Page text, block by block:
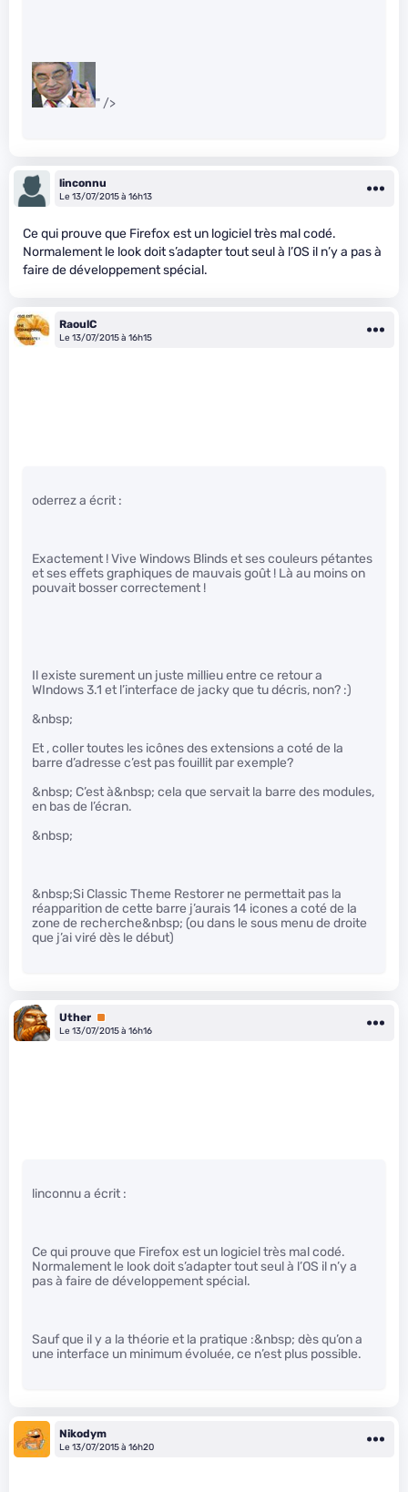
" />
linconnu
Le 13/07/2015 à 16h13
Ce qui prouve que Firefox est un logiciel très mal codé.
Normalement le look doit s’adapter tout seul à l’OS il n’y a pas à
faire de développement spécial.
RaoulC
Le 13/07/2015 à 16h15
oderrez a écrit :
Exactement ! Vive Windows Blinds et ses couleurs pétantes
et ses effets graphiques de mauvais goût ! Là au moins on
pouvait bosser correctement !
Il existe surement un juste millieu entre ce retour a
WIndows 3.1 et l’interface de jacky que tu décris, non? :)
&nbsp;
Et , coller toutes les icônes des extensions a coté de la
barre d’adresse c’est pas fouillit par exemple?
&nbsp; C’est à&nbsp; cela que servait la barre des modules,
en bas de l’écran.
&nbsp;
&nbsp;Si Classic Theme Restorer ne permettait pas la
réapparition de cette barre j’aurais 14 icones a coté de la
zone de recherche&nbsp; (ou dans le sous menu de droite
que j’ai viré dès le début)
Uther Premium
Le 13/07/2015 à 16h16
linconnu a écrit :
Ce qui prouve que Firefox est un logiciel très mal codé.
Normalement le look doit s’adapter tout seul à l’OS il n’y a
pas à faire de développement spécial.
Sauf que il y a la théorie et la pratique :&nbsp; dès qu’on a
une interface un minimum évoluée, ce n’est plus possible.
Nikodym
Le 13/07/2015 à 16h20